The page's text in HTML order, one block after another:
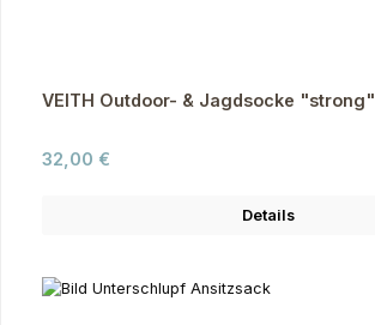
VEITH Outdoor- & Jagdsocke "strong"
Regulärer Preis:
32,00 €
Details